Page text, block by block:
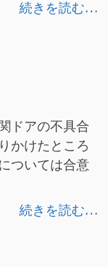
続きを読む…
ドアの不具合
かけたところ
ついては合意
続きを読む…